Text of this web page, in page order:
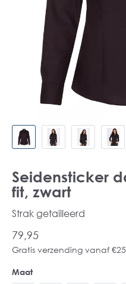
Seidensticker
fit, zwart
Strak getailleerd
79,95
Gratis verzending vanaf
Maat